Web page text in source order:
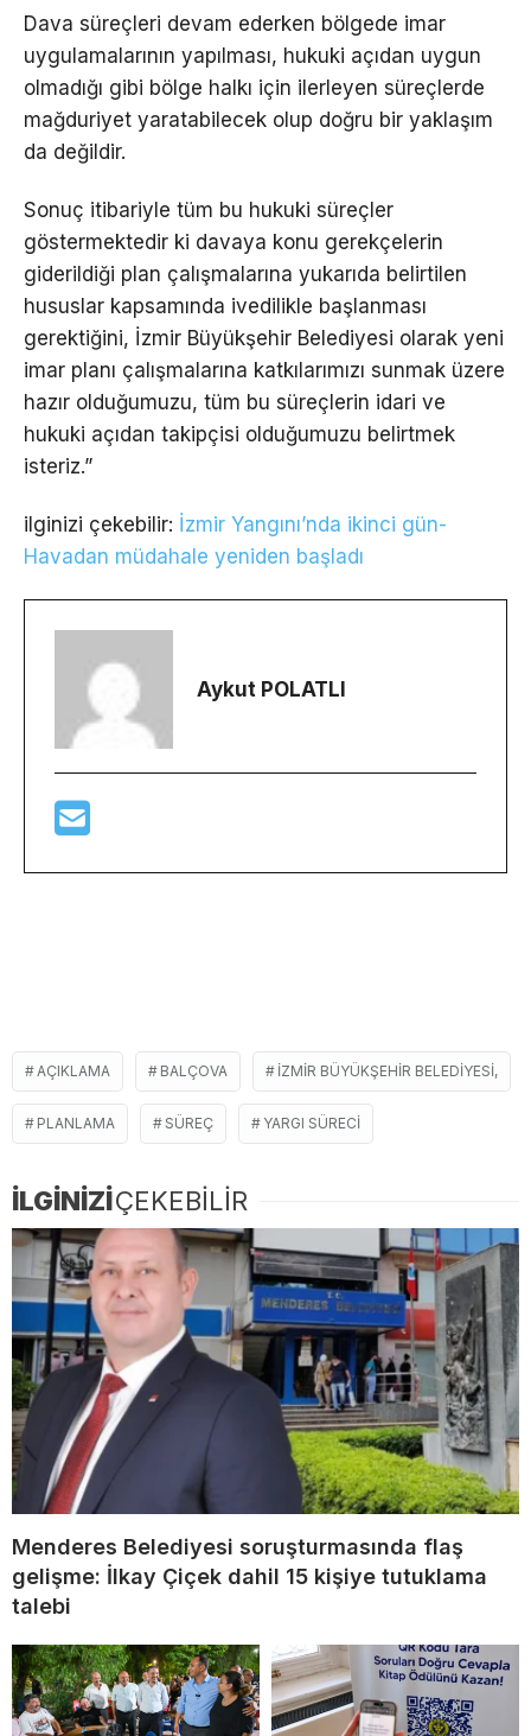
Dava süreçleri devam ederken bölgede imar
uygulamalarının yapılması, hukuki açıdan uygun
olmadığı gibi bölge halkı için ilerleyen süreçlerde
mağduriyet yaratabilecek olup doğru bir yaklaşım
da değildir.
Sonuç itibariyle tüm bu hukuki süreçler
göstermektedir ki davaya konu gerekçelerin
giderildiği plan çalışmalarına yukarıda belirtilen
hususlar kapsamında ivedilikle başlanması
gerektiğini, İzmir Büyükşehir Belediyesi olarak yeni
imar planı çalışmalarına katkılarımızı sunmak üzere
hazır olduğumuzu, tüm bu süreçlerin idari ve
hukuki açıdan takipçisi olduğumuzu belirtmek
isteriz.”
ilginizi çekebilir: İzmir Yangını’nda ikinci gün-
Havadan müdahale yeniden başladı
Aykut POLATLI
AÇIKLAMA BALÇOVA İZMIR BÜYÜKŞEHIR BELEDIYESI,
PLANLAMA SÜREÇ YARGI SÜRECI
İLGİNİZİÇEKEBİLİR
Menderes Belediyesi soruşturmasında flaş
gelişme: İlkay Çiçek dahil 15 kişiye tutuklama
talebi